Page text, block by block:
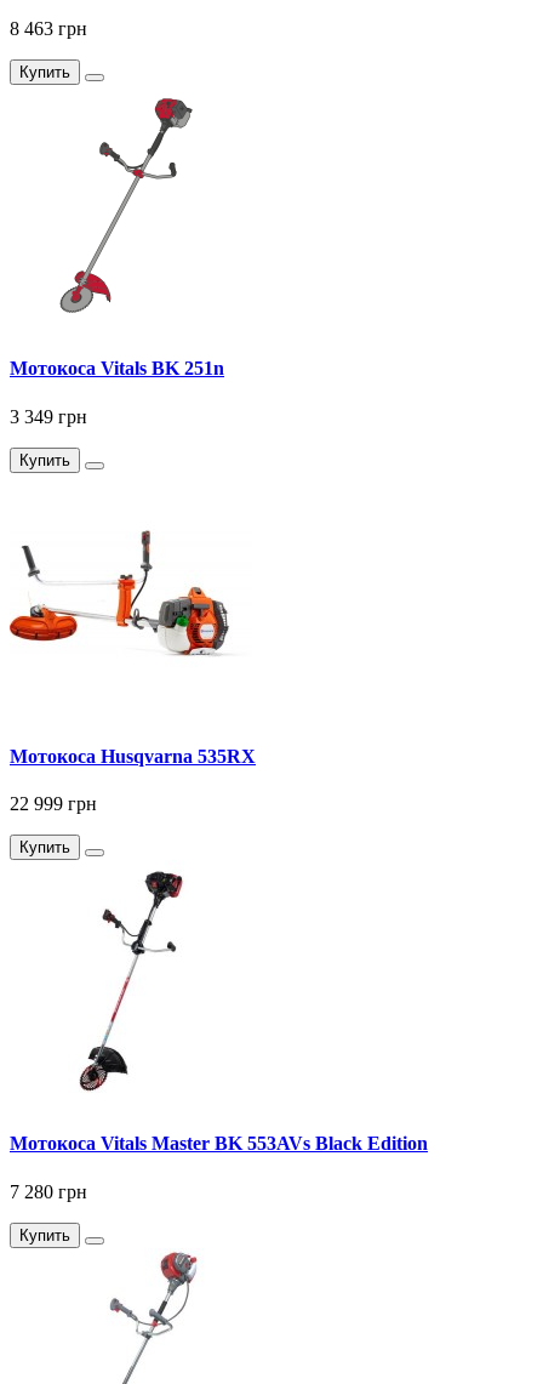
8 463 грн
Купить
Мотокоса Vitals BK 251n
3 349 грн
Купить
Мотокоса Husqvarna 535RХ
22 999 грн
Купить
Мотокоса Vitals Master BK 553AVs Black Edition
7 280 грн
Купить